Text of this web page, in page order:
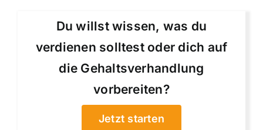
Du willst wissen, was du
verdienen solltest oder dich auf
die Gehaltsverhandlung
vorbereiten?
Jetzt starten